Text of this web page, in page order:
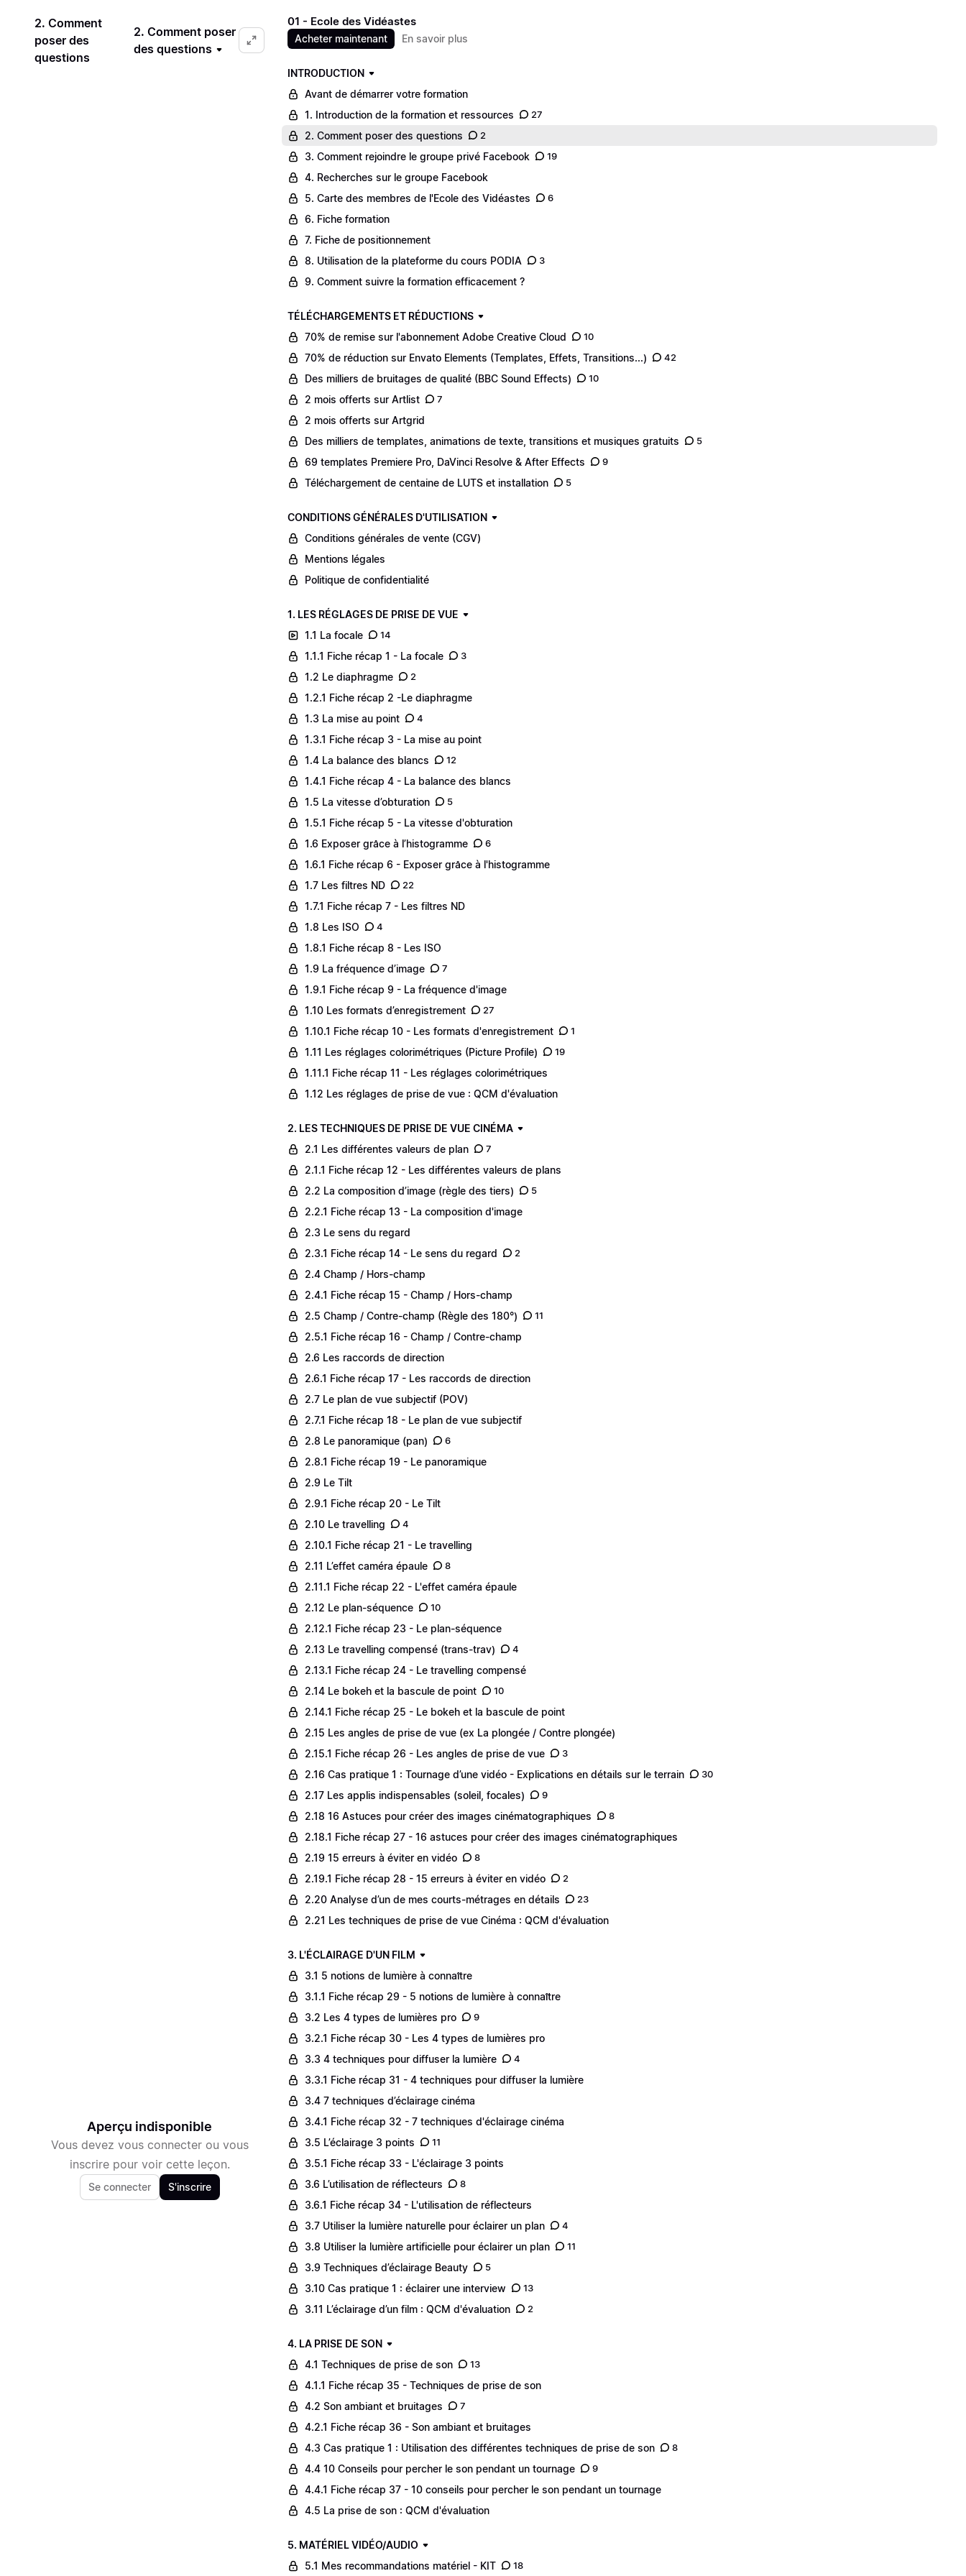
2. Comment
poser des
questions
2. Comment poser
des questions
Aperçu indisponible
Vous devez vous connecter ou vous
inscrire pour voir cette leçon.
Se connecter S'inscrire
01 - Ecole des Vidéastes
Acheter maintenant En savoir plus
INTRODUCTION
Avant de démarrer votre formation
1. Introduction de la formation et ressources
27
2. Comment poser des questions 2
3. Comment rejoindre le groupe privé Facebook 19
4. Recherches sur le groupe Facebook
5. Carte des membres de l'Ecole des Vidéastes
6
6. Fiche formation
7. Fiche de positionnement
8. Utilisation de la plateforme du cours PODIA
3
9. Comment suivre la formation efficacement ?
TÉLÉCHARGEMENTS ET RÉDUCTIONS
70% de remise sur l'abonnement Adobe Creative Cloud
10
70% de réduction sur Envato Elements (Templates, Effets, Transitions...) 42
Des milliers de bruitages de qualité (BBC Sound Effects) 10
2 mois offerts sur Artlist 7
2 mois offerts sur Artgrid
Des milliers de templates, animations de texte, transitions et musiques gratuits
5
69 templates Premiere Pro, DaVinci Resolve & After Effects 9
Téléchargement de centaine de LUTS et installation 5
CONDITIONS GÉNÉRALES D'UTILISATION
Conditions générales de vente (CGV)
Mentions légales
Politique de confidentialité
1. LES RÉGLAGES DE PRISE DE VUE
1.1 La focale
14
1.1.1 Fiche récap 1 - La focale 3
1.2 Le diaphragme 2
1.2.1 Fiche récap 2 -Le diaphragme
1.3 La mise au point
4
1.3.1 Fiche récap 3 - La mise au point
1.4 La balance des blancs
12
1.4.1 Fiche récap 4 - La balance des blancs
1.5 La vitesse d’obturation
5
1.5.1 Fiche récap 5 - La vitesse d'obturation
1.6 Exposer grâce à l’histogramme
6
1.6.1 Fiche récap 6 - Exposer grâce à l'histogramme
1.7 Les filtres ND
22
1.7.1 Fiche récap 7 - Les filtres ND
1.8 Les ISO
4
1.8.1 Fiche récap 8 - Les ISO
1.9 La fréquence d’image
7
1.9.1 Fiche récap 9 - La fréquence d'image
1.10 Les formats d’enregistrement
27
1.10.1 Fiche récap 10 - Les formats d'enregistrement 1
1.11 Les réglages colorimétriques (Picture Profile) 19
1.11.1 Fiche récap 11 - Les réglages colorimétriques
1.12 Les réglages de prise de vue : QCM d'évaluation
2. LES TECHNIQUES DE PRISE DE VUE CINÉMA
2.1 Les différentes valeurs de plan
7
2.1.1 Fiche récap 12 - Les différentes valeurs de plans
2.2 La composition d’image (règle des tiers)
5
2.2.1 Fiche récap 13 - La composition d'image
2.3 Le sens du regard
2.3.1 Fiche récap 14 - Le sens du regard
2
2.4 Champ / Hors-champ
2.4.1 Fiche récap 15 - Champ / Hors-champ
2.5 Champ / Contre-champ (Règle des 180°)
11
2.5.1 Fiche récap 16 - Champ / Contre-champ
2.6 Les raccords de direction
2.6.1 Fiche récap 17 - Les raccords de direction
2.7 Le plan de vue subjectif (POV)
2.7.1 Fiche récap 18 - Le plan de vue subjectif
2.8 Le panoramique (pan)
6
2.8.1 Fiche récap 19 - Le panoramique
2.9 Le Tilt
2.9.1 Fiche récap 20 - Le Tilt
2.10 Le travelling
4
2.10.1 Fiche récap 21 - Le travelling
2.11 L’effet caméra épaule
8
2.11.1 Fiche récap 22 - L'effet caméra épaule
2.12 Le plan-séquence
10
2.12.1 Fiche récap 23 - Le plan-séquence
2.13 Le travelling compensé (trans-trav)
4
2.13.1 Fiche récap 24 - Le travelling compensé
2.14 Le bokeh et la bascule de point
10
2.14.1 Fiche récap 25 - Le bokeh et la bascule de point
2.15 Les angles de prise de vue (ex La plongée / Contre plongée)
2.15.1 Fiche récap 26 - Les angles de prise de vue
3
2.16 Cas pratique 1 : Tournage d’une vidéo - Explications en détails sur le terrain 30
2.17 Les applis indispensables (soleil, focales) 9
2.18 16 Astuces pour créer des images cinématographiques 8
2.18.1 Fiche récap 27 - 16 astuces pour créer des images cinématographiques
2.19 15 erreurs à éviter en vidéo
8
2.19.1 Fiche récap 28 - 15 erreurs à éviter en vidéo 2
2.20 Analyse d’un de mes courts-métrages en détails 23
2.21 Les techniques de prise de vue Cinéma : QCM d'évaluation
3. L'ÉCLAIRAGE D'UN FILM
3.1 5 notions de lumière à connaître
3.1.1 Fiche récap 29 - 5 notions de lumière à connaître
3.2 Les 4 types de lumières pro
9
3.2.1 Fiche récap 30 - Les 4 types de lumières pro
3.3 4 techniques pour diffuser la lumière
4
3.3.1 Fiche récap 31 - 4 techniques pour diffuser la lumière
3.4 7 techniques d’éclairage cinéma
3.4.1 Fiche récap 32 - 7 techniques d'éclairage cinéma
3.5 L’éclairage 3 points
11
3.5.1 Fiche récap 33 - L'éclairage 3 points
3.6 L’utilisation de réflecteurs
8
3.6.1 Fiche récap 34 - L'utilisation de réflecteurs
3.7 Utiliser la lumière naturelle pour éclairer un plan
4
3.8 Utiliser la lumière artificielle pour éclairer un plan 11
3.9 Techniques d’éclairage Beauty 5
3.10 Cas pratique 1 : éclairer une interview 13
3.11 L’éclairage d’un film : QCM d'évaluation 2
4. LA PRISE DE SON
4.1 Techniques de prise de son
13
4.1.1 Fiche récap 35 - Techniques de prise de son
4.2 Son ambiant et bruitages
7
4.2.1 Fiche récap 36 - Son ambiant et bruitages
4.3 Cas pratique 1 : Utilisation des différentes techniques de prise de son
8
4.4 10 Conseils pour percher le son pendant un tournage 9
4.4.1 Fiche récap 37 - 10 conseils pour percher le son pendant un tournage
4.5 La prise de son : QCM d'évaluation
5. MATÉRIEL VIDÉO/AUDIO
5.1 Mes recommandations matériel - KIT
18